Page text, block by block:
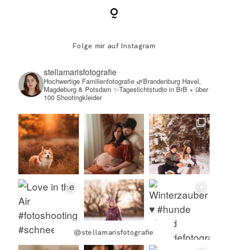
Folge mir auf Instagram
@stellamarisfotografie
stellamarisfotografie
Hochwertige Familienfotografie🌿Brandenburg Havel,
Magdeburg & Potsdam ✨Tageslichtstudio in BrB + über
100 Shootingkleider